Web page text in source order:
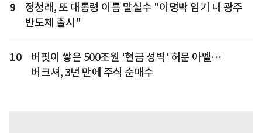
9
정청래, 또 대통령 이름 말실수 "이명박 임기 내 광주
반도체 출시"
10
버핏이 쌓은 500조원 '현금 성벽' 허문 아벨…
버크셔, 3년 만에 주식 순매수